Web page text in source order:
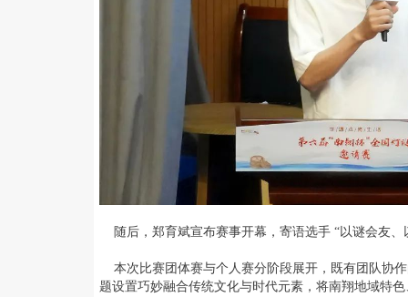
随后，郑育斌宣布赛事开幕，寄语选手 “以谜会友、
本次比赛团体赛与个人赛分阶段展开，既有团队协
题设置巧妙融合传统文化与时代元素，将南翔地域特